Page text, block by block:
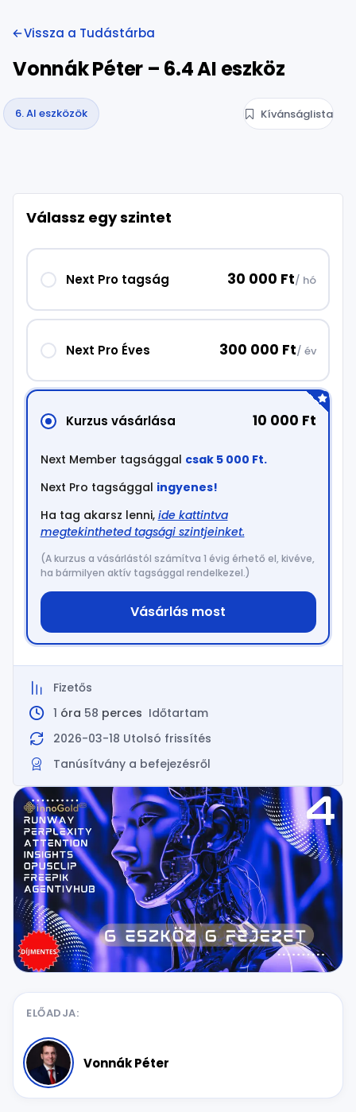
Vissza a Tudástárba
Vonnák Péter – 6.4 AI eszköz
6. AI eszközök Kívánságlista
Válassz egy szintet
Next Pro tagság 30 000 Ft/ hó
Next Pro Éves 300 000 Ft/ év
Kurzus vásárlása 10 000 Ft
Next Member tagsággal csak 5 000 Ft.
Next Pro tagsággal ingyenes!
Ha tag akarsz lenni, ide kattintva
megtekintheted tagsági szintjeinket.
(A kurzus a vásárlástól számítva 1 évig érhető el, kivéve,
ha bármilyen aktív tagsággal rendelkezel.)
Vásárlás most
Fizetős
1 óra 58 perces Időtartam
2026-03-18 Utolsó frissítés
Tanúsítvány a befejezésről
ELŐADJA:
Vonnák Péter